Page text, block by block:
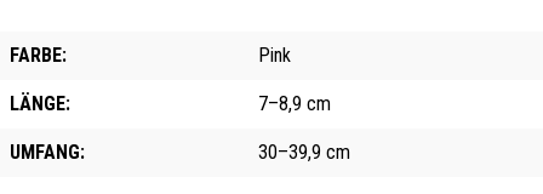
FARBE: Pink
LÄNGE: 7–8,9 cm
UMFANG: 30–39,9 cm